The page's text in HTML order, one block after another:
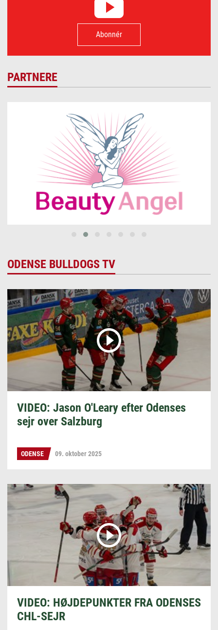
Abonnér
PARTNERE
ODENSE BULLDOGS TV
VIDEO: Jason O'Leary efter Odenses
sejr over Salzburg
ODENSE 09. oktober 2025
VIDEO: HØJDEPUNKTER FRA ODENSES
CHL-SEJR